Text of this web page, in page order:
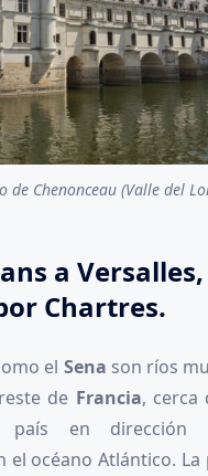
de Chenonceau (Valle del
a Versalles,
Chartres.
el Sena son ríos
de Francia, cerca
país en dirección
el océano Atlántico.